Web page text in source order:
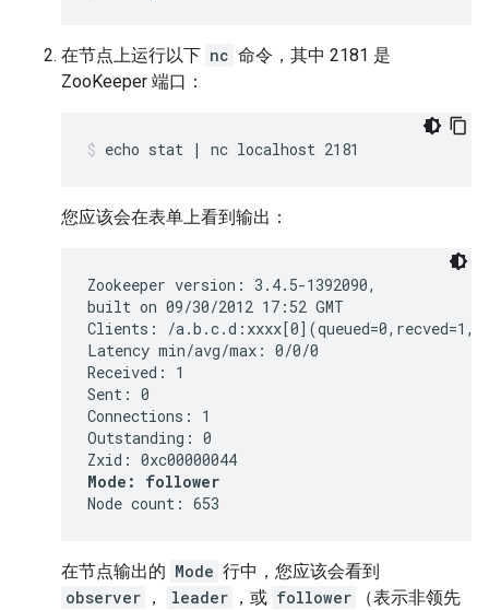
在节点上运行以下 nc 命令，其中 2181 是
ZooKeeper 端口：
echo stat | nc localhost 2181
您应该会在表单上看到输出：
Zookeeper version: 3.4.5-1392090,
built on 09/30/2012 17:52 GMT
Clients: /
Latency min/avg/max: 0/0/0
Received: 1
Sent: 0
Connections: 1
Outstanding: 0
Mode: follower
Node count: 653
在节点输出的 Mode 行中，您应该会看到
observer ， leader ，或 follower
（表示非领先